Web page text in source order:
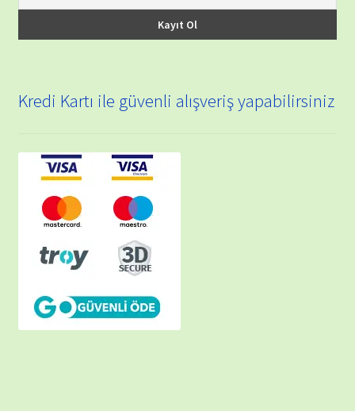
Kredi Kartı ile güvenli alışveriş yapabilirsiniz